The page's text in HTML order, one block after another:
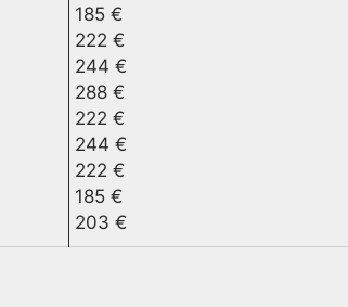
185 €
222 €
244 €
288 €
222 €
244 €
222 €
185 €
203 €